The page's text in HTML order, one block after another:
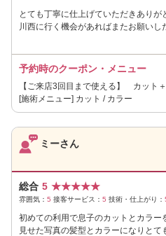
とても丁寧に仕上げていただきありが
川西に行く機会があればまたお願いし
予約時のクーポン・メニュー
【ご来店3回目まで使える】 カッ
[施術メニュー] カット / カラー
ミーさん
総合 5 ★★★★★
雰囲気： 5 接客サービス： 5 技術・仕上がり：
初めての利用で息子のカットとカラー
見せた写真の髪型とカラーになりとて